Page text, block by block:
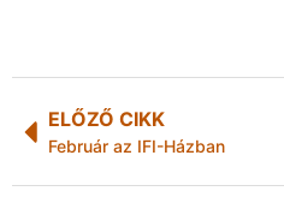
ELŐZŐ CIKK
Február az IFI-Házban